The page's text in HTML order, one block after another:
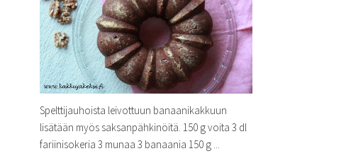
Spelttijauhoista leivottuun banaanikakkuun
lisätään myös saksanpähkinöitä. 150 g voita 3 dl
fariinisokeria 3 munaa 3 banaania 150 g ...